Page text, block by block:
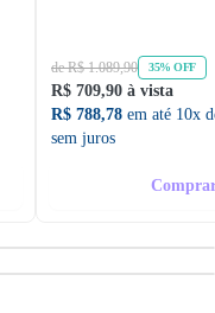
de R$ 1.089,90 35% OFF
R$ 709,90 à vista
R$ 788,78 em até 10x
sem juros